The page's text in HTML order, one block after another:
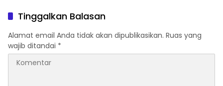
Tinggalkan Balasan
Alamat email Anda tidak akan dipublikasikan. Ruas yang
wajib ditandai *